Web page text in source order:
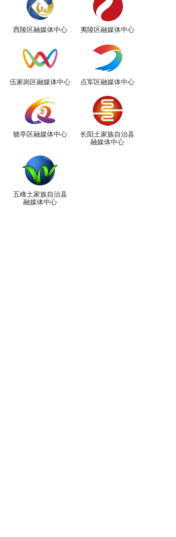
西陵区融媒体中心 夷陵区融媒体中心
伍家岗区融媒体中心 点军区融媒体中心
猇亭区融媒体中心
长阳土家族自治县
融媒体中心
五峰土家族自治县
融媒体中心